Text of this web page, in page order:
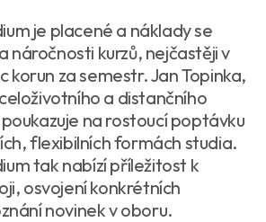
je placené a náklady se
náročnosti kurzů, nejčastěji v
korun za semestr. Jan Topinka,
a distančního
na rostoucí poptávku
flexibilních formách studia.
tak nabízí příležitost k
osvojení konkrétních
novinek v oboru.